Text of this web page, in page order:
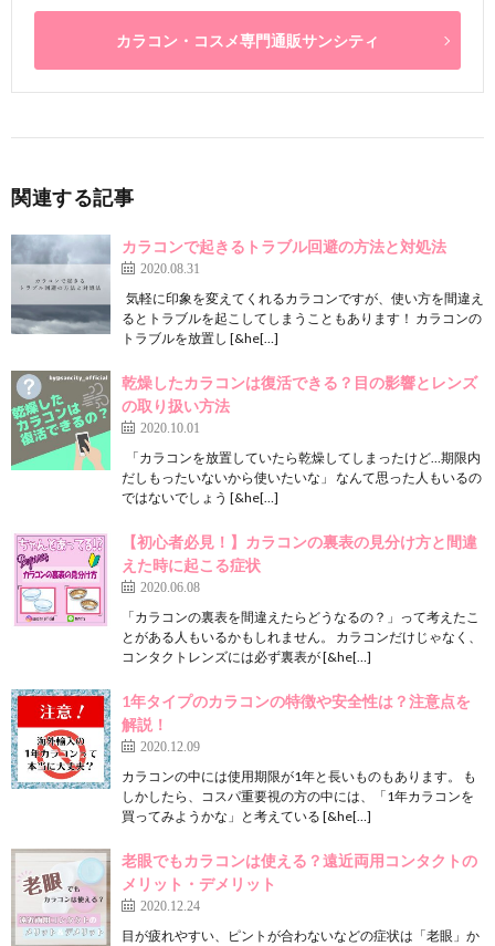
カラコン・コスメ専門通販サンシティ
関連する記事
カラコンで起きるトラブル回避の方法と対処法
2020.08.31
気軽に印象を変えてくれるカラコンですが、使い方を間違え
るとトラブルを起こしてしまうこともあります！ カラコンの
トラブルを放置し [&he[…]
乾燥したカラコンは復活できる？目の影響とレンズ
の取り扱い方法
2020.10.01
「カラコンを放置していたら乾燥してしまったけど…期限内
だしもったいないから使いたいな」 なんて思った人もいるの
ではないでしょう [&he[…]
【初心者必見！】カラコンの裏表の見分け方と間違
えた時に起こる症状
2020.06.08
「カラコンの裏表を間違えたらどうなるの？」って考えたこ
とがある人もいるかもしれません。 カラコンだけじゃなく、
コンタクトレンズには必ず裏表が [&he[…]
1年タイプのカラコンの特徴や安全性は？注意点を
解説！
2020.12.09
カラコンの中には使用期限が1年と長いものもあります。 も
しかしたら、コスパ重要視の方の中には、「1年カラコンを
買ってみようかな」と考えている [&he[…]
老眼でもカラコンは使える？遠近両用コンタクトの
メリット・デメリット
2020.12.24
目が疲れやすい、ピントが合わないなどの症状は「老眼」か